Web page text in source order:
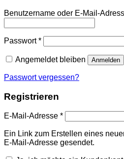
Benutzername oder E-Mail-
Passwort*Erforderlich
Angemeldet bleiben Anmelden
Passwort vergessen?
Registrieren
E-Mail-Adresse *Erforderlich
Ein Link zum Erstellen eines
E-Mail-Adresse gesendet.